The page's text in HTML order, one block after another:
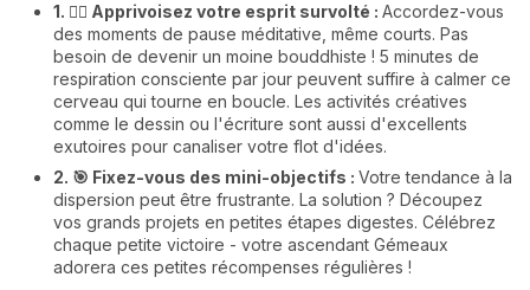
1. 🧘‍♀️ Apprivoisez votre esprit survolté : Accordez-vous
des moments de pause méditative, même courts. Pas
besoin de devenir un moine bouddhiste ! 5 minutes de
respiration consciente par jour peuvent suffire à calmer ce
cerveau qui tourne en boucle. Les activités créatives
comme le dessin ou l'écriture sont aussi d'excellents
exutoires pour canaliser votre flot d'idées.
2. 🎯 Fixez-vous des mini-objectifs : Votre tendance à la
dispersion peut être frustrante. La solution ? Découpez
vos grands projets en petites étapes digestes. Célébrez
chaque petite victoire - votre ascendant Gémeaux
adorera ces petites récompenses régulières !